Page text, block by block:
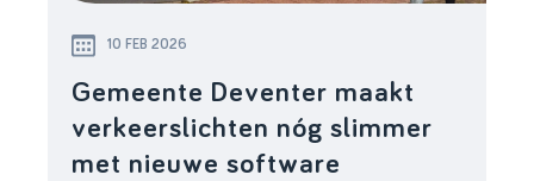
10 FEB 2026
Gemeente Deventer maakt
verkeerslichten nóg slimmer
met nieuwe software